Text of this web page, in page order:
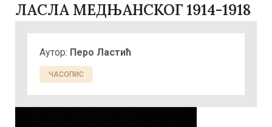
ЛАСЛА МЕДЊАНСКОГ 1914-1918
Аутор: Перo Ластић
ЧАСОПИС